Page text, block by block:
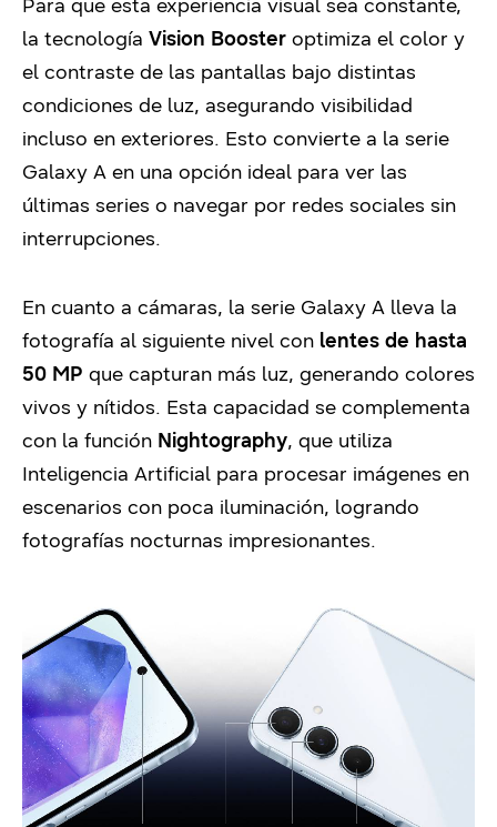
Para que esta experiencia visual sea constante,
la tecnología Vision Booster optimiza el color y
el contraste de las pantallas bajo distintas
condiciones de luz, asegurando visibilidad
incluso en exteriores. Esto convierte a la serie
Galaxy A en una opción ideal para ver las
últimas series o navegar por redes sociales sin
interrupciones.
En cuanto a cámaras, la serie Galaxy A lleva la
fotografía al siguiente nivel con lentes de hasta
50 MP que capturan más luz, generando colores
vivos y nítidos. Esta capacidad se complementa
con la función Nightography, que utiliza
Inteligencia Artificial para procesar imágenes en
escenarios con poca iluminación, logrando
fotografías nocturnas impresionantes.